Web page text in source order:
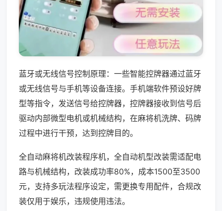
蓝牙或无线信号控制原理：一些智能控牌器通过蓝牙
或无线信号与手机等设备连接。手机端软件预设好牌
型等指令，发送信号给控牌器，控牌器接收到信号后
驱动内部微型电机或机械结构，在麻将机洗牌、码牌
过程中进行干预，达到控牌目的。
全自动麻将机改装程序机，全自动机型改装需适配电
路与机械结构，改装成功率80%，成本1500至3500
元，支持多玩法程序设定，需更换专用配件，合规改
装仅用于娱乐，违规使用违法。